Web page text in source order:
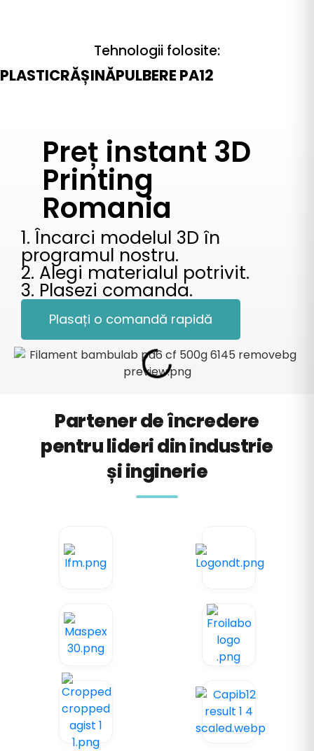
Tehnologii folosite:
PLASTICRĂȘINĂPULBERE PA12
Preț instant 3D
Printing
Romania
1. Încarci modelul 3D în
programul nostru.
2. Alegi materialul potrivit.
3. Plasezi comanda.
Plasați o comandă rapidă
Partener de încredere
pentru lideri din industrie
și inginerie